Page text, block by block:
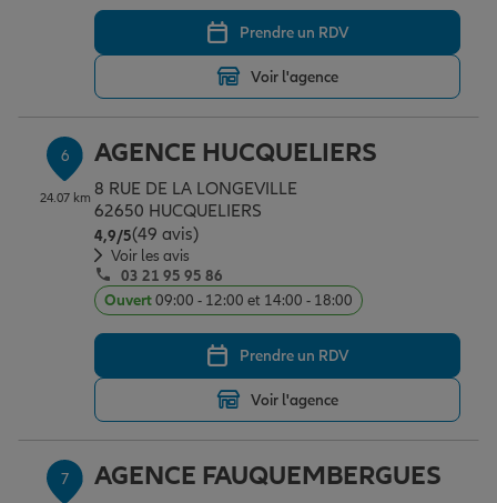
Prendre un RDV
Voir l'agence
6
24.07 km
AGENCE HUCQUELIERS
8 RUE DE LA LONGEVILLE
62650 HUCQUELIERS
4,9/5Note de 4.9 sur 5
(49 avis)
Voir les avis
03 21 95 95 86
Ouvert09:00 - 12:00 et 14:00 - 18:00
Prendre un RDV
Voir l'agence
7 AGENCE FAUQUEMBERGUES